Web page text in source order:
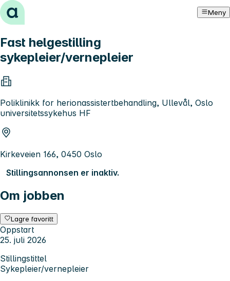
Hopp til innhold Meny
Fast helgestilling
sykepleier/vernepleier
Poliklinikk for herionassistertbehandling, Ullevål, Oslo
universitetssykehus HF
Kirkeveien 166, 0450 Oslo
Stillingsannonsen er inaktiv.
Om jobben
Lagre favoritt
Oppstart
25. juli 2026
Stillingstittel
Sykepleier/vernepleier